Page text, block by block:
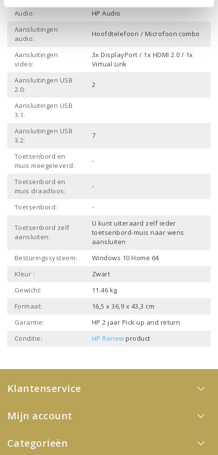
Audio:
HP Audio
Aansluitingen
audio:
Hoofdtelefoon / Microfoon combo
Aansluitingen
video:
3x DisplayPort / 1x HDMI 2.0 / 1x
Virtual Link
Aansluitingen USB
2.0:
2
Aansluitingen USB
3.1:
Aansluitingen USB
3.2:
7
Toetsenbord en
muis meegeleverd:
-
Toetsenbord en
muis draadloos:
-
Toetsenbord: -
Toetsenbord zelf
aansluiten:
U kunt uiteraard zelf ieder
toetsenbord-muis naar wens
aansluiten
Besturingssysteem:
Windows 10 Home 64
Kleur :
Zwart
Gewicht:
11.46 kg
Formaat:
16,5 x 36,9 x 43,3 cm
Garantie:
HP 2 jaar Pick up and return
Conditie:
HP Renew product
Klantenservice
Mijn account
Categorieën